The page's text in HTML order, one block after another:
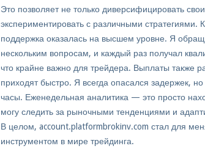
Это позволяет не только диверсифицировать
экспериментировать с различными стратегиями.
поддержка оказалась на высшем уровне. Я
нескольким вопросам, и каждый раз получал
что крайне важно для трейдера. Выплаты также
приходят быстро. Я всегда опасался задержек, но
часы. Еженедельная аналитика — это просто
могу следить за рыночными тенденциями и
В целом, account.platformbrokinv.com стал для
инструментом в мире трейдинга.